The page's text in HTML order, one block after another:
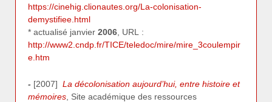
https://cinehig.clionautes.org/La-colonisation-
demystifiee.html
* actualisé janvier 2006, URL :
http://www2.cndp.fr/TICE/teledoc/mire/mire_3coulempir
e.htm
- [2007] La décolonisation aujourd’hui, entre histoire et
mémoires , Site académique des ressources